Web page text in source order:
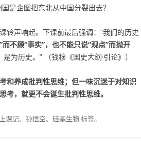
是企图把东北从中国分裂出去？
铃声响起。下课前最后强调：“我们的历史
不顾“事实”，也不能只说“观点”而抛开
为历史。” （钱穆《国史大纲·引论》）
和养成批判性思维；但一味沉迷于对知识
考，就更不会诞生批判性思维。
上课记、 孙悟空、 硅基生物标签。